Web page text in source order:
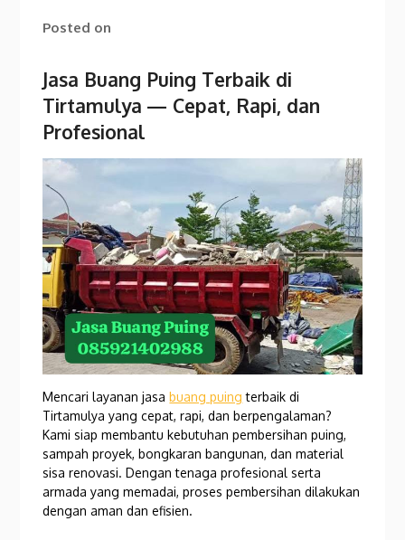
Posted on
Jasa Buang Puing Terbaik di
Tirtamulya — Cepat, Rapi, dan
Profesional
Mencari layanan jasabuang puing terbaik di
Tirtamulya yang cepat, rapi, dan berpengalaman?
Kami siap membantu kebutuhan pembersihan puing,
sampah proyek, bongkaran bangunan, dan material
sisa renovasi. Dengan tenaga profesional serta
armada yang memadai, proses pembersihan dilakukan
dengan aman dan efisien.